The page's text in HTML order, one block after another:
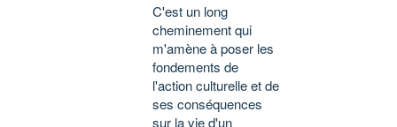
C'est un long
cheminement qui
m'amène à poser les
fondements de
l'action culturelle et de
ses conséquences
sur la vie d'un